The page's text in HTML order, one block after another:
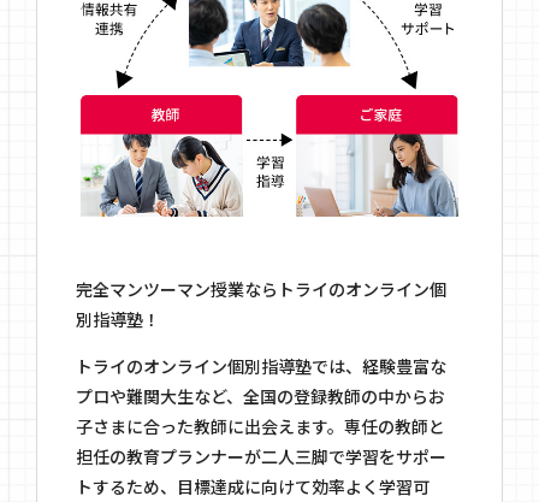
完全マンツーマン授業ならトライのオンライン個
別指導塾！
トライのオンライン個別指導塾では、経験豊富な
プロや難関大生など、全国の登録教師の中からお
子さまに合った教師に出会えます。専任の教師と
担任の教育プランナーが二人三脚で学習をサポー
トするため、目標達成に向けて効率よく学習可